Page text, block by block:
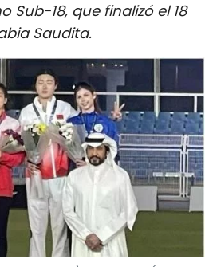
- MEDIO AMBIENTE
DE AMISTAD
MULTIMEDIA
Sub-18, que finalizó el 18
Saudita.